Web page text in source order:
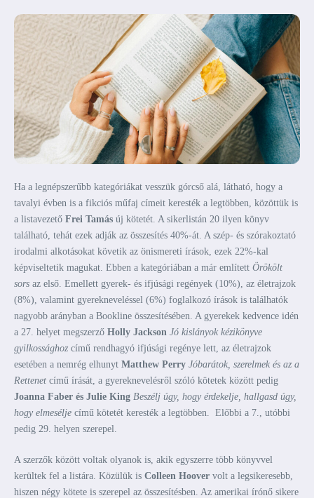
Ha a legnépszerűbb kategóriákat vesszük górcső alá, látható, hogy a
tavalyi évben is a fikciós műfaj címeit keresték a legtöbben, közöttük is
a listavezető Frei Tamás új kötetét. A sikerlistán 20 ilyen könyv
található, tehát ezek adják az összesítés 40%-át. A szép- és szórakoztató
irodalmi alkotásokat követik az önismereti írások, ezek 22%-kal
képviseltetik magukat. Ebben a kategóriában a már említett Örökölt
sors az első. Emellett gyerek- és ifjúsági regények (10%), az életrajzok
(8%), valamint gyerekneveléssel (6%) foglalkozó írások is találhatók
nagyobb arányban a Bookline összesítésében. A gyerekek kedvence idén
a 27. helyet megszerző Holly Jackson Jó kislányok kézikönyve
gyilkossághoz című rendhagyó ifjúsági regénye lett, az életrajzok
esetében a nemrég elhunyt Matthew Perry Jóbarátok, szerelmek és az a
Rettenet című írását, a gyereknevelésről szóló kötetek között pedig
Joanna Faber és Julie King Beszélj úgy, hogy érdekelje, hallgasd úgy,
hogy elmesélje című kötetét keresték a legtöbben. Előbbi a 7., utóbbi
pedig 29. helyen szerepel.
A szerzők között voltak olyanok is, akik egyszerre több könyvvel
kerültek fel a listára. Közülük is Colleen Hoover volt a legsikeresebb,
hiszen négy kötete is szerepel az összesítésben. Az amerikai írónő sikere